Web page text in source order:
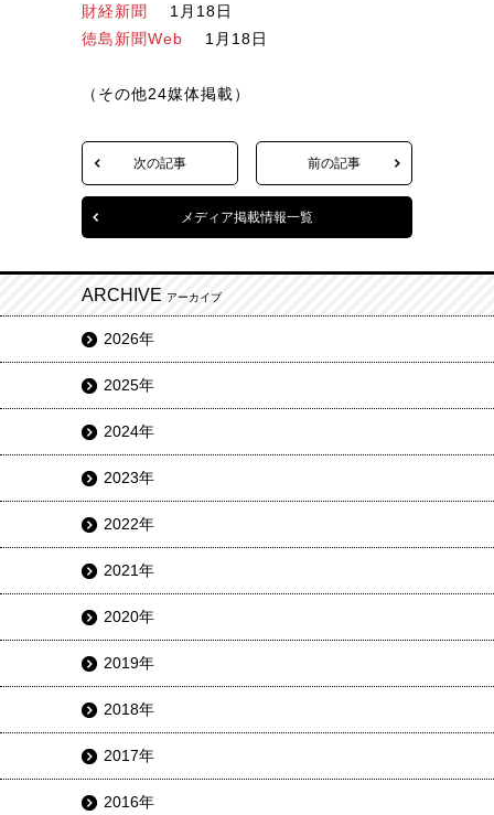
財経新聞
1月18日
徳島新聞Web
1月18日
（その他24媒体掲載）
次の記事 前の記事
メディア掲載情報一覧
ARCHIVE アーカイブ
2026年
2025年
2024年
2023年
2022年
2021年
2020年
2019年
2018年
2017年
2016年